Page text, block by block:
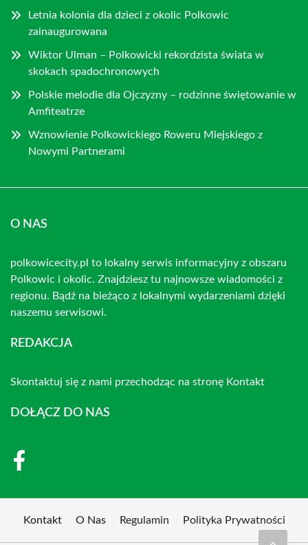
Letnia kolonia dla dzieci z okolic Polkowic
zainaugurowana
Wiktor Ulman – Polkowicki rekordzista świata w
skokach spadochronowych
Polskie melodie dla Ojczyzny – rodzinne świętowanie w
Amfiteatrze
Wznowienie Polkowickiego Roweru Miejskiego z
Nowymi Partnerami
O NAS
polkowicecity.pl to lokalny serwis informacyjny z obszaru
Polkowic i okolic. Znajdziesz tu najnowsze wiadomości z
regionu. Bądź na bieżąco z lokalnymi wydarzeniami dzięki
naszemu serwisowi.
REDAKCJA
Skontaktuj się z nami przechodząc na stronę Kontakt
DOŁĄCZ DO NAS
Kontakt O Nas Regulamin Polityka Prywatności